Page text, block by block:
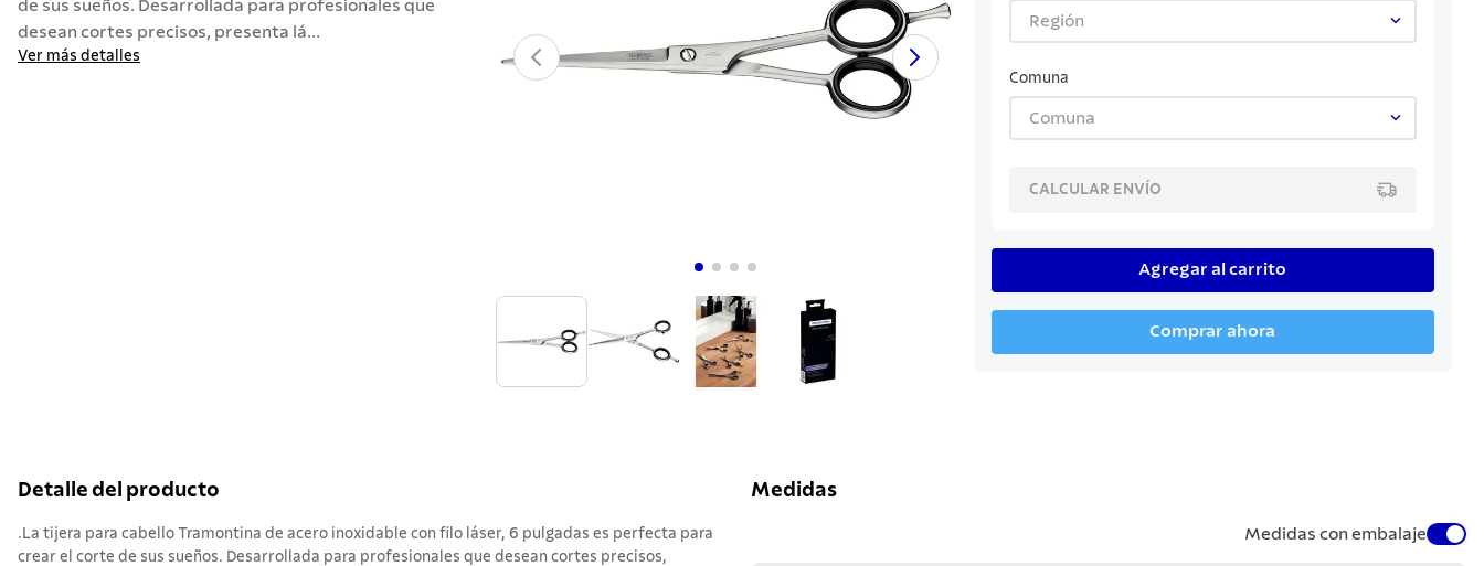
de sus sueños. Desarrollada para profesionales que
desean cortes precisos, presenta lá...
Ver más detalles
Región
Comuna
Comuna
CALCULAR ENVÍO
Agregar al carrito
Comprar ahora
Detalle del producto
.La tijera para cabello Tramontina de acero inoxidable con filo láser, 6 pulgadas es perfecta para
crear el corte de sus sueños. Desarrollada para profesionales que desean cortes precisos,
Medidas
Medidas con embalaje
10.